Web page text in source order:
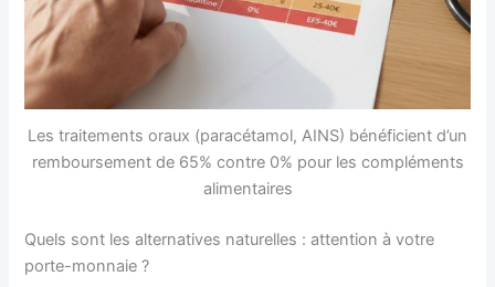
Les traitements oraux (paracétamol, AINS) bénéficient d’un
remboursement de 65% contre 0% pour les compléments
alimentaires
Quels sont les alternatives naturelles : attention à votre
porte-monnaie ?